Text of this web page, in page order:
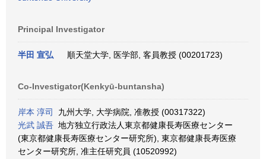
Principal Investigator
半田 宣弘 順天堂大学, 医学部, 客員教授 (00201723)
Co-Investigator(Kenkyū-buntansha)
岸本 淳司
九州大学, 大学病院, 准教授 (00317322)
光武 誠吾 地方独立行政法人東京都健康長寿医療センター
(東京都健康長寿医療センター研究所), 東京都健康長寿医療
センター研究所, 准主任研究員 (10520992)